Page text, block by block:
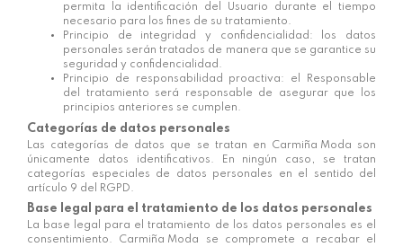
permita la identificación del Usuario durante el tiempo
necesario para los fines de su tratamiento.
Principio de integridad y confidencialidad: los datos
personales serán tratados de manera que se garantice su
seguridad y confidencialidad.
Principio de responsabilidad proactiva: el Responsable
del tratamiento será responsable de asegurar que los
principios anteriores se cumplen.
Categorías de datos personales
Las categorías de datos que se tratan en Carmiña Moda son
únicamente datos identificativos. En ningún caso, se tratan
categorías especiales de datos personales en el sentido del
artículo 9 del RGPD.
Base legal para el tratamiento de los datos personales
La base legal para el tratamiento de los datos personales es el
consentimiento. Carmiña Moda
se compromete a recabar el